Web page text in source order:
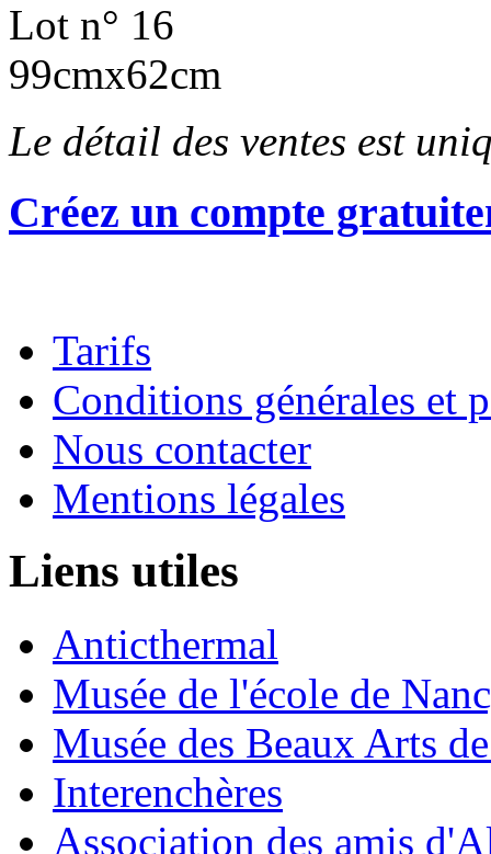
Lot n° 16
99cmx62cm
Le détail des ventes est
Créez un compte
Tarifs
Conditions générales et
Nous contacter
Mentions légales
Liens utiles
Anticthermal
Musée de l'école de
Musée des Beaux Arts
Interenchères
Association des amis